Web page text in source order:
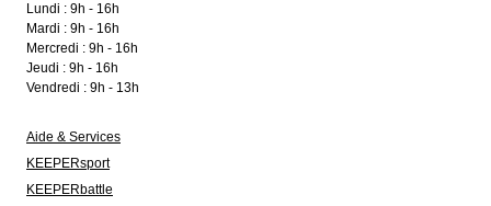
Lundi : 9h - 16h
Mardi : 9h - 16h
Mercredi : 9h - 16h
Jeudi : 9h - 16h
Vendredi : 9h - 13h
Aide & Services
KEEPERsport
KEEPERbattle